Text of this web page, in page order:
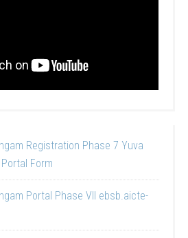
Registration Phase 7 Yuva
Form
Portal Phase VII ebsb.aicte-